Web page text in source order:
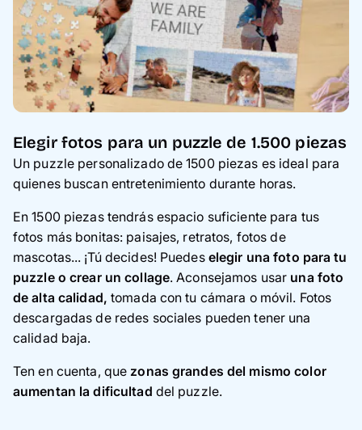
Elegir fotos para un puzzle de 1.500 piezas
Un puzzle personalizado de 1500 piezas es ideal para
quienes buscan entretenimiento durante horas.
En 1500 piezas tendrás espacio suficiente para tus
fotos más bonitas: paisajes, retratos, fotos de
mascotas... ¡Tú decides! Puedes elegir una foto para tu
puzzle o crear un collage. Aconsejamos usar una foto
de alta calidad, tomada con tu cámara o móvil. Fotos
descargadas de redes sociales pueden tener una
calidad baja.
Ten en cuenta, que zonas grandes del mismo color
aumentan la dificultad del puzzle.